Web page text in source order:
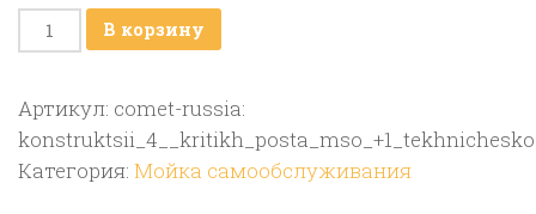
Количество
товара
4
крытых
поста
В корзину
Артикул: comet-russia:
Категория: Мойка самообслуживания